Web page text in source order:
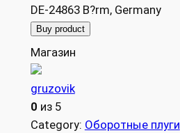
DE-24863 B?rm, Germany
Buy product
Магазин
gruzovik
0 из 5
Category: Оборотные плуги